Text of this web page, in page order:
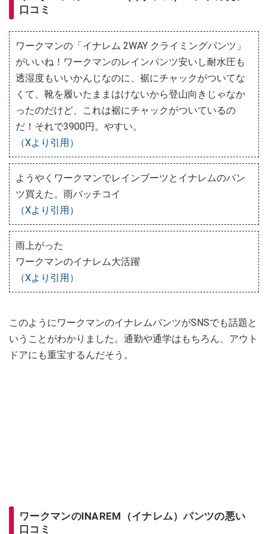
口コミ
ワークマンの「イナレム 2WAY クライミングパンツ」
がいいね！ワークマンのレインパンツ安いし耐水圧も
透湿度もいいかんじなのに、裾にチャックがついてな
くて、靴を履いたままはけないから登山向きじゃなか
ったのだけど、これは裾にチャックがついているの
だ！それで3900円。やすい。
（Xより引用）
ようやくワークマンでレインブーツとイナレムのパン
ツ買えた。雨バッチコイ
（Xより引用）
雨上がった
ワークマンのイナレム大活躍
（Xより引用）
このようにワークマンのイナレムパンツがSNSでも話題と
いうことがわかりました。通勤や通学はもちろん、アウト
ドアにも重宝するんだそう。
ワークマンのINAREM（イナレム）パンツの悪い
口コミ